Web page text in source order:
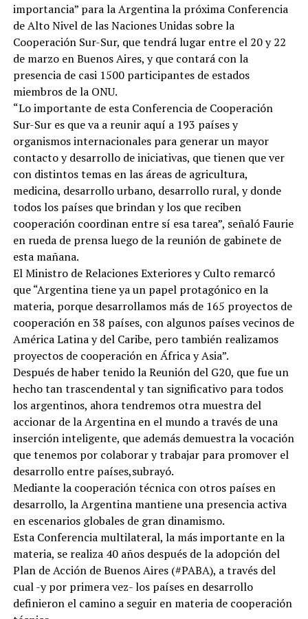
importancia” para la Argentina la próxima Conferencia
de Alto Nivel de las Naciones Unidas sobre la
Cooperación Sur-Sur, que tendrá lugar entre el 20 y 22
de marzo en Buenos Aires, y que contará con la
presencia de casi 1500 participantes de estados
miembros de la ONU.
“Lo importante de esta Conferencia de Cooperación
Sur-Sur es que va a reunir aquí a 193 países y
organismos internacionales para generar un mayor
contacto y desarrollo de iniciativas, que tienen que ver
con distintos temas en las áreas de agricultura,
medicina, desarrollo urbano, desarrollo rural, y donde
todos los países que brindan y los que reciben
cooperación coordinan entre sí esa tarea”, señaló Faurie
en rueda de prensa luego de la reunión de gabinete de
esta mañana.
El Ministro de Relaciones Exteriores y Culto remarcó
que “Argentina tiene ya un papel protagónico en la
materia, porque desarrollamos más de 165 proyectos de
cooperación en 38 países, con algunos países vecinos de
América Latina y del Caribe, pero también realizamos
proyectos de cooperación en África y Asia”.
Después de haber tenido la Reunión del G20, que fue un
hecho tan trascendental y tan significativo para todos
los argentinos, ahora tendremos otra muestra del
accionar de la Argentina en el mundo a través de una
inserción inteligente, que además demuestra la vocación
que tenemos por colaborar y trabajar para promover el
desarrollo entre países,subrayó.
Mediante la cooperación técnica con otros países en
desarrollo, la Argentina mantiene una presencia activa
en escenarios globales de gran dinamismo.
Esta Conferencia multilateral, la más importante en la
materia, se realiza 40 años después de la adopción del
Plan de Acción de Buenos Aires (#PABA), a través del
cual -y por primera vez- los países en desarrollo
definieron el camino a seguir en materia de cooperación